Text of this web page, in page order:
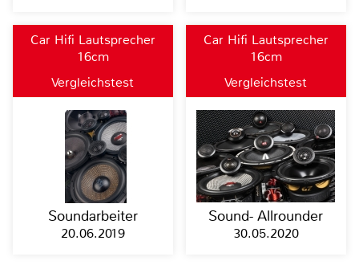
Car Hifi Lautsprecher
16cm
Vergleichstest
Soundarbeiter
20.06.2019
Car Hifi Lautsprecher
16cm
Vergleichstest
Sound- Allrounder
30.05.2020